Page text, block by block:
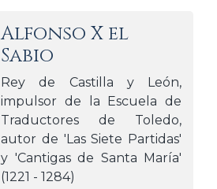
Alfonso X el
Sabio
Rey de Castilla y León,
impulsor de la Escuela de
Traductores de Toledo,
autor de 'Las Siete Partidas'
y 'Cantigas de Santa María'
(1221 - 1284)